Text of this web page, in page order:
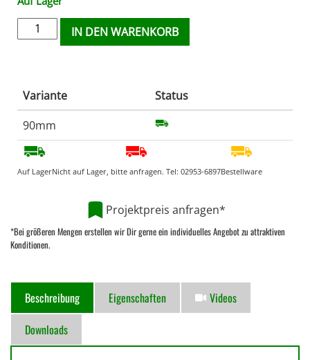
IN DEN WARENKORB
Variante
Status
90mm
Auf LagerNicht auf Lager, bitte anfragen. Tel: 02953-6897Bestellware
Projektpreis anfragen*
*Bei größeren Mengen erstellen wir Dir gerne ein individuelles Angebot zu attraktiven
Konditionen.
Beschreibung Eigenschaften
Videos
Downloads